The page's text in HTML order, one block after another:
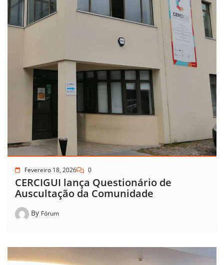
Fevereiro 18, 2026 0
CERCIGUI lança Questionário de
Auscultação da Comunidade
By Fórum